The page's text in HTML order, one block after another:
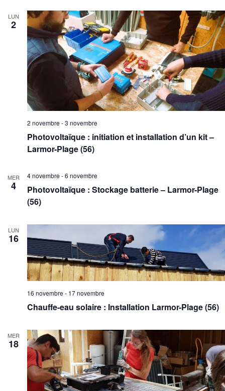
LUN
2
2 novembre -3 novembre
Photovoltaïque : initiation et installation d’un kit –
Larmor-Plage (56)
MER
4
4 novembre -6 novembre
Photovoltaïque : Stockage batterie – Larmor-Plage
(56)
LUN
16
16 novembre - 17 novembre
Chauffe-eau solaire : Installation Larmor-Plage (56)
MER
18